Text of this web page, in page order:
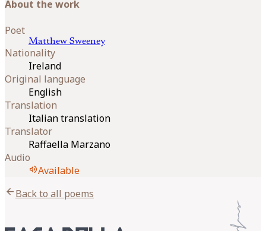
About the work
Poet
Matthew Sweeney
Nationality
Ireland
Original language
English
Translation
Italian translation
Translator
Raffaella Marzano
Audio
volume_upAvailable
arrow_backBack to all poems